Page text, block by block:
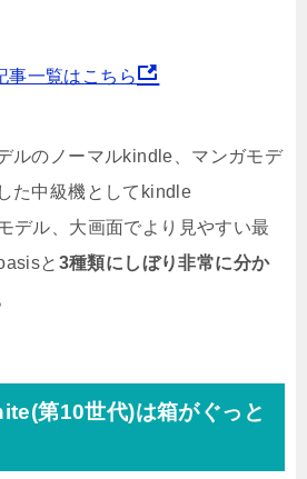
事一覧はこちら
ルのノーマルkindle、マンガモデ
た中級機としてkindle
デル、大画面でより見やすい最
と 3種類にしぼり非常に分か
第10世代)は箱がぐっと